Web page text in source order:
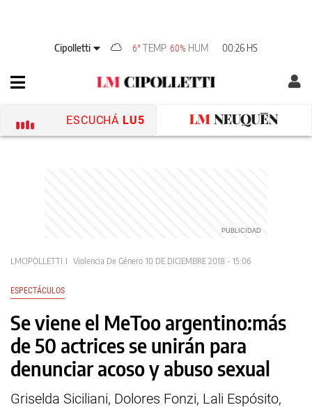
Cipolletti 6°TEMP 60% HUM 00:26 HS
ESCUCHÁ LU5
LMCIPOLLETTI Violencia De Género 10 DE DICIEMBRE 2018 - 15:06
ESPECTÁCULOS
Se viene el MeToo argentino:más
de 50 actrices se unirán para
denunciar acoso y abuso sexual
Griselda Siciliani, Dolores Fonzi, Lali Espósito,